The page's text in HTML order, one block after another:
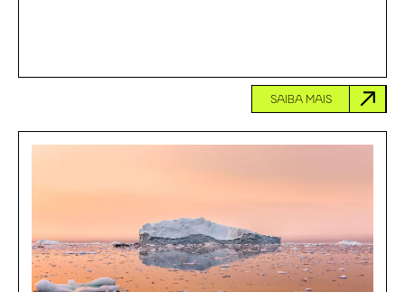
SAIBA MAIS